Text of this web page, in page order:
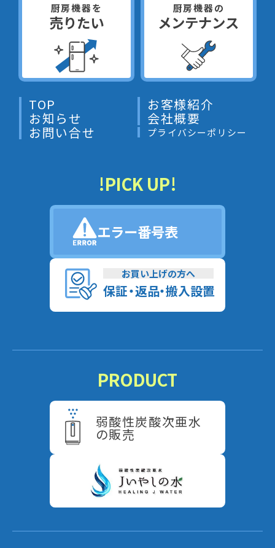
厨房機器を
売りたい
厨房機器の
メンテナンス
TOP お客様紹介
お知らせ 会社概要
お問い合せ プライバシーポリシー
!PICK UP!
エラー番号表
お買い上げの方へ
保証・返品・搬入設置
PRODUCT
弱酸性炭酸次亜水
の販売